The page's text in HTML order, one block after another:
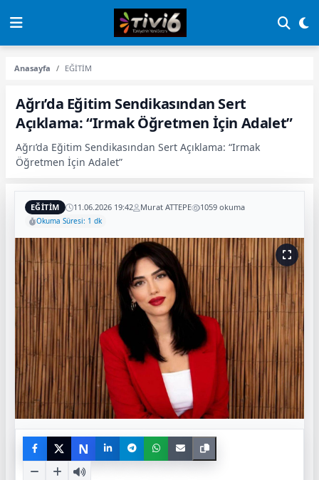
Anasayfa EĞİTİM
Ağrı’da Eğitim Sendikasından Sert
Açıklama: “Irmak Öğretmen İçin Adalet”
Ağrı’da Eğitim Sendikasından Sert Açıklama: “Irmak
Öğretmen İçin Adalet”
EĞİTİM 11.06.2026 19:42 Murat ATTEPE 1059 okuma
Okuma Süresi: 1 dk
N